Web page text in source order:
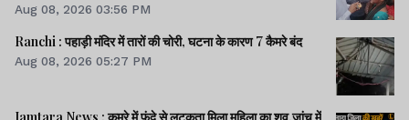
Aug 08, 2026 03:56 PM
Ranchi : पहाड़ी मंदिर में तारों की चोरी, घटना के कारण 7 कैमरे बंद
Aug 08, 2026 05:27 PM